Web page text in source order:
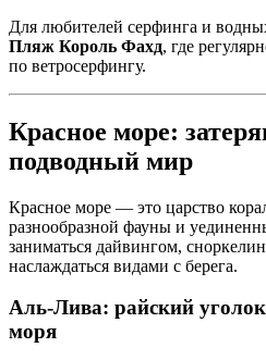
Для любителей серфинга и
Пляж Король Фахд, где
по ветросерфингу.
Красное море:
подводный мир
Красное море — это царство
разнообразной фауны и
заниматься дайвингом,
наслаждаться видами с берега.
Аль-Лива: райский
моря